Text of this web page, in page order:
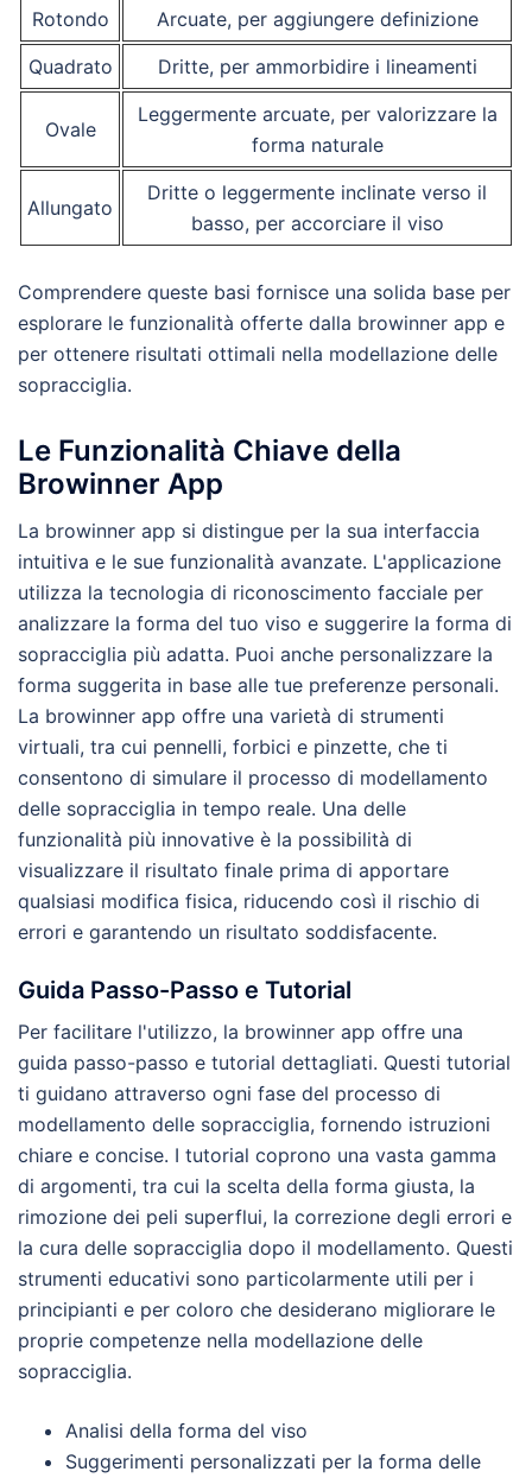
Rotondo
Arcuate, per aggiungere definizione
Quadrato
Dritte, per ammorbidire i lineamenti
Ovale
Leggermente arcuate, per valorizzare la
forma naturale
Allungato
Dritte o leggermente inclinate verso il
basso, per accorciare il viso
Comprendere queste basi fornisce una solida base per
esplorare le funzionalità offerte dalla browinner app e
per ottenere risultati ottimali nella modellazione delle
sopracciglia.
Le Funzionalità Chiave della
Browinner App
La browinner app si distingue per la sua interfaccia
intuitiva e le sue funzionalità avanzate. L'applicazione
utilizza la tecnologia di riconoscimento facciale per
analizzare la forma del tuo viso e suggerire la forma di
sopracciglia più adatta. Puoi anche personalizzare la
forma suggerita in base alle tue preferenze personali.
La browinner app offre una varietà di strumenti
virtuali, tra cui pennelli, forbici e pinzette, che ti
consentono di simulare il processo di modellamento
delle sopracciglia in tempo reale. Una delle
funzionalità più innovative è la possibilità di
visualizzare il risultato finale prima di apportare
qualsiasi modifica fisica, riducendo così il rischio di
errori e garantendo un risultato soddisfacente.
Guida Passo-Passo e Tutorial
Per facilitare l'utilizzo, la browinner app offre una
guida passo-passo e tutorial dettagliati. Questi tutorial
ti guidano attraverso ogni fase del processo di
modellamento delle sopracciglia, fornendo istruzioni
chiare e concise. I tutorial coprono una vasta gamma
di argomenti, tra cui la scelta della forma giusta, la
rimozione dei peli superflui, la correzione degli errori e
la cura delle sopracciglia dopo il modellamento. Questi
strumenti educativi sono particolarmente utili per i
principianti e per coloro che desiderano migliorare le
proprie competenze nella modellazione delle
sopracciglia.
Analisi della forma del viso
Suggerimenti personalizzati per la forma delle